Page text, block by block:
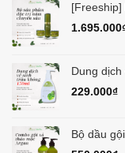
1.695.000
Dung
229.000₫
Bộ dầu